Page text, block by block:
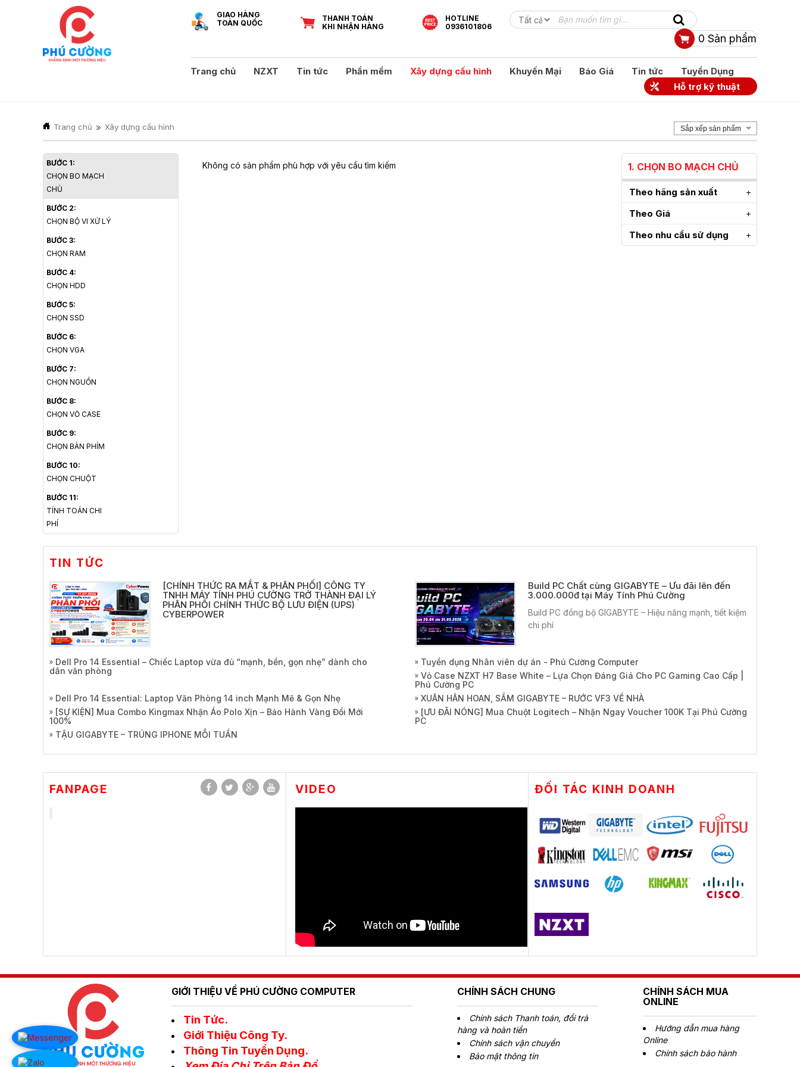
GIAO HÀNG
TOÀN QUỐC
THANH TOÁN
KHI NHẬN HÀNG
HOTLINE
0936101806
0 Sản phẩm
Trang chủ NZXT Tin tức Phần mềm Xây dựng cấu hình Khuyến Mại Báo Giá Tin tức
Tuyển Dụng
Hỗ trợ kỹ thuật
Trang chủ Xây dựng cấu hình Sắp xếp sản phẩm
BƯỚC 1:
CHỌN BO MẠCH
CHỦ
BƯỚC 2:
CHỌN BỘ VI XỬ LÝ
BƯỚC 3:
CHỌN RAM
BƯỚC 4:
CHỌN HDD
BƯỚC 5:
CHỌN SSD
BƯỚC 6:
CHỌN VGA
BƯỚC 7:
CHỌN NGUỒN
BƯỚC 8:
CHỌN VỎ CASE
BƯỚC 9:
CHỌN BÀN PHÍM
BƯỚC 10:
CHỌN CHUỘT
BƯỚC 11:
TÍNH TOÁN CHI
PHÍ
1. CHỌN BO MẠCH CHỦ
Theo hãng sản xuất
Theo Giá
Theo nhu cầu sử dụng
Không có sản phẩm phù hợp với yêu cầu tìm kiếm
TIN TỨC
[CHÍNH THỨC RA MẮT & PHÂN PHỐI] CÔNG TY
TNHH MÁY TÍNH PHÚ CƯỜNG TRỞ THÀNH ĐẠI LÝ
PHÂN PHỐI CHÍNH THỨC BỘ LƯU ĐIỆN (UPS)
CYBERPOWER
Build PC Chất cùng GIGABYTE – Ưu đãi lên đến
3.000.000đ tại Máy Tính Phú Cường
Build PC đồng bộ GIGABYTE – Hiệu năng mạnh, tiết kiệm
chi phí
Dell Pro 14 Essential – Chiếc Laptop vừa đủ “mạnh, bền, gọn nhẹ” dành cho
dân văn phòng
Tuyển dụng Nhân viên dự án - Phú Cường Computer
Vỏ Case NZXT H7 Base White – Lựa Chọn Đáng Giá Cho PC Gaming Cao Cấp |
Phú Cường PC
Dell Pro 14 Essential: Laptop Văn Phòng 14 inch Mạnh Mẽ & Gọn Nhẹ
XUÂN HÂN HOAN, SẮM GIGABYTE – RƯỚC VF3 VỀ NHÀ
[SỰ KIỆN] Mua Combo Kingmax Nhận Áo Polo Xịn – Bảo Hành Vàng Đổi Mới
100%
[ƯU ĐÃI NÓNG] Mua Chuột Logitech – Nhận Ngay Voucher 100K Tại Phú Cường
PC
TẬU GIGABYTE – TRÚNG IPHONE MỖI TUẦN
FANPAGE VIDEO ĐỐI TÁC KINH DOANH
GIỚI THIỆU VỀ PHÚ CƯỜNG COMPUTER
Tin Tức.
Giới Thiệu Công Ty.
Thông Tin Tuyển Dụng.
CHÍNH SÁCH CHUNG
Chính sách Thanh toán, đổi trả
hàng và hoàn tiền
Chính sách vận chuyển
Bảo mật thông tin
CHÍNH SÁCH MUA
ONLINE
Hướng dẫn mua hàng
Online
Chính sách bảo hành